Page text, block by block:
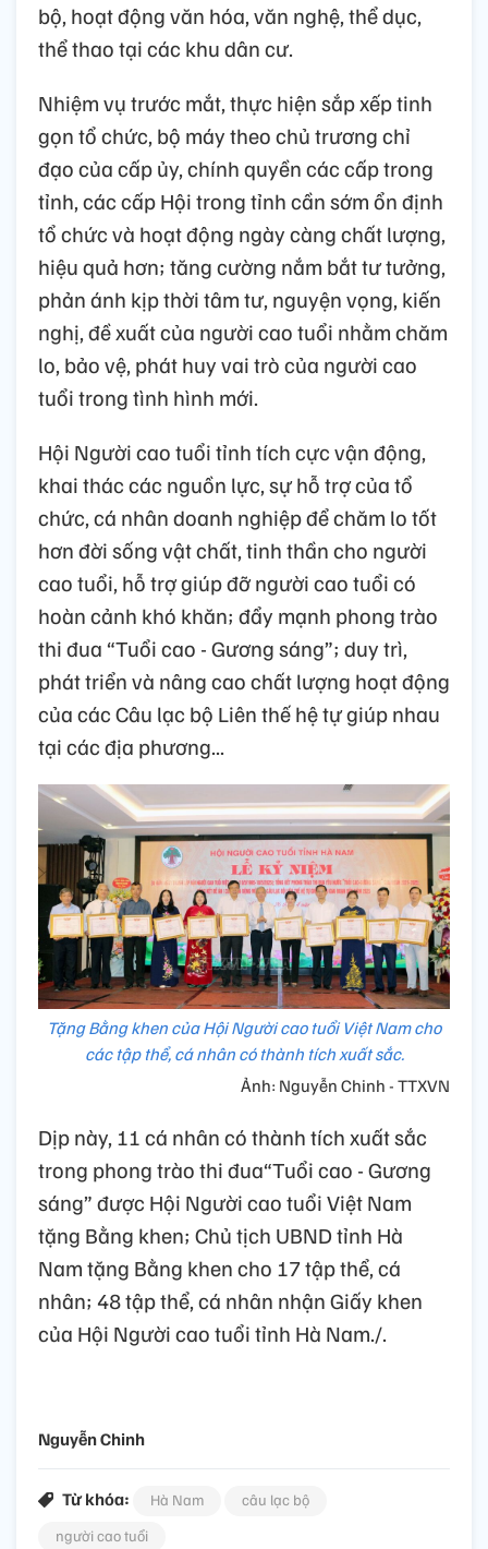
bộ, hoạt động văn hóa, văn nghệ, thể dục,
thể thao tại các khu dân cư.
Nhiệm vụ trước mắt, thực hiện sắp xếp tinh
gọn tổ chức, bộ máy theo chủ trương chỉ
đạo của cấp ủy, chính quyền các cấp trong
tỉnh, các cấp Hội trong tỉnh cần sớm ổn định
tổ chức và hoạt động ngày càng chất lượng,
hiệu quả hơn; tăng cường nắm bắt tư tưởng,
phản ánh kịp thời tâm tư, nguyện vọng, kiến
nghị, đề xuất của người cao tuổi nhằm chăm
lo, bảo vệ, phát huy vai trò của người cao
tuổi trong tình hình mới.
Hội Người cao tuổi tỉnh tích cực vận động,
khai thác các nguồn lực, sự hỗ trợ của tổ
chức, cá nhân doanh nghiệp để chăm lo tốt
hơn đời sống vật chất, tinh thần cho người
cao tuổi, hỗ trợ giúp đỡ người cao tuổi có
hoàn cảnh khó khăn; đẩy mạnh phong trào
thi đua “Tuổi cao - Gương sáng”; duy trì,
phát triển và nâng cao chất lượng hoạt động
của các Câu lạc bộ Liên thế hệ tự giúp nhau
tại các địa phương...
Tặng Bằng khen của Hội Người cao tuổi Việt Nam cho
các tập thể, cá nhân có thành tích xuất sắc.
Ảnh: Nguyễn Chinh - TTXVN
Dịp này, 11 cá nhân có thành tích xuất sắc
trong phong trào thi đua“Tuổi cao - Gương
sáng” được Hội Người cao tuổi Việt Nam
tặng Bằng khen; Chủ tịch UBND tỉnh Hà
Nam tặng Bằng khen cho 17 tập thể, cá
nhân; 48 tập thể, cá nhân nhận Giấy khen
của Hội Người cao tuổi tỉnh Hà Nam./.
Nguyễn Chinh
Từ khóa: Hà Nam
câu lạc bộ
người cao tuổi